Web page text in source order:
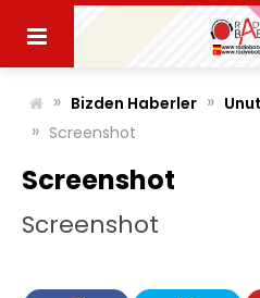
content
» Bizden Haberler »
» Screenshot
Screenshot
Screenshot